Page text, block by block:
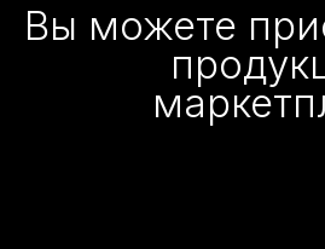
Вы можете